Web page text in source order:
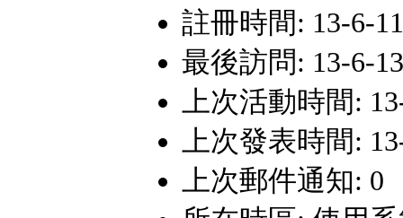
註冊時間: 13-6-
最後訪問: 13-6-
上次活動時間:
上次發表時間:
上次郵件通知: 0